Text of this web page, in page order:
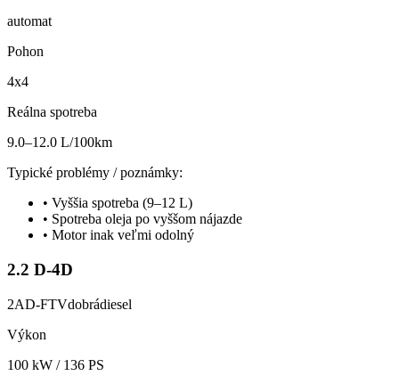
automat
Pohon
4x4
Reálna spotreba
9.0–12.0 L/100km
Typické problémy / poznámky:
• Vyššia spotreba (9–12 L)
• Spotreba oleja po vyššom nájazde
• Motor inak veľmi odolný
2.2 D-4D
2AD-FTVdobrádiesel
Výkon
100 kW / 136 PS